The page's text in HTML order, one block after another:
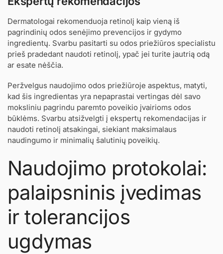
Dermatologai rekomenduoja retinolį kaip vieną iš
pagrindinių odos senėjimo prevencijos ir gydymo
ingredientų. Svarbu pasitarti su odos priežiūros specialistu
prieš pradedant naudoti retinolį, ypač jei turite jautrią odą
ar esate nėščia.
Peržvelgus naudojimo odos priežiūroje aspektus, matyti,
kad šis ingredientas yra nepaprastai vertingas dėl savo
moksliniu pagrindu paremto poveikio įvairioms odos
būklėms. Svarbu atsižvelgti į ekspertų rekomendacijas ir
naudoti retinolį atsakingai, siekiant maksimalaus
naudingumo ir minimalių šalutinių poveikių.
Naudojimo protokolai:
palaipsninis įvedimas
ir tolerancijos
ugdymas